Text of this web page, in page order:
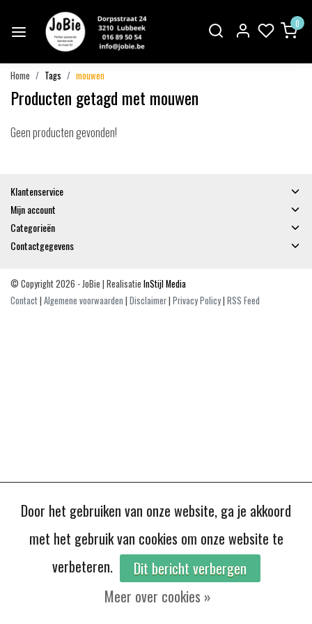
0
Home Tags mouwen
Producten getagd met mouwen
Geen producten gevonden!
Klantenservice
Mijn account
Categorieën
Contactgegevens
© Copyright 2026 - JoBie | Realisatie InStijl Media
Contact| Algemene voorwaarden | Disclaimer| Privacy Policy| RSS Feed
Door het gebruiken van onze website, ga je akkoord
met het gebruik van cookies om onze website te
verbeteren.
Dit bericht verbergen
Meer over cookies »